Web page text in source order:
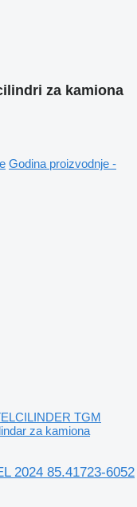
za kamiona
Godina proizvodnje -
TGM
za kamiona
2024 85.41723-6052